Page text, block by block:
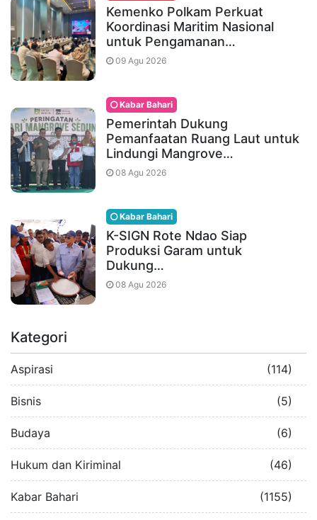
Kemenko Polkam Perkuat
Koordinasi Maritim Nasional
untuk Pengamanan…
09 Agu 2026
Kabar Bahari
Pemerintah Dukung
Pemanfaatan Ruang Laut untuk
Lindungi Mangrove…
08 Agu 2026
Kabar Bahari
K-SIGN Rote Ndao Siap
Produksi Garam untuk
Dukung…
08 Agu 2026
Kategori
Aspirasi (114)
Bisnis (5)
Budaya (6)
Hukum dan Kiriminal (46)
Kabar Bahari (1155)